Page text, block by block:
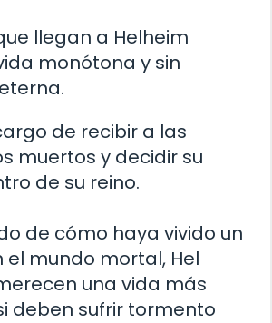
llegan a Helheim
monótona y sin
de recibir a las
muertos y decidir su
de su reino.
de cómo haya vivido un
el mundo mortal, Hel
una vida más
deben sufrir tormento